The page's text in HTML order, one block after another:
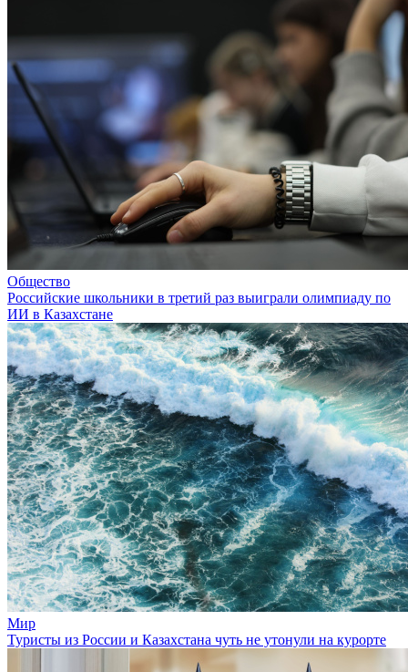
Общество
Российские школьники в третий раз выиграли олимпиаду по
ИИ в Казахстане
Мир
Туристы из России и Казахстана чуть не утонули на курорте